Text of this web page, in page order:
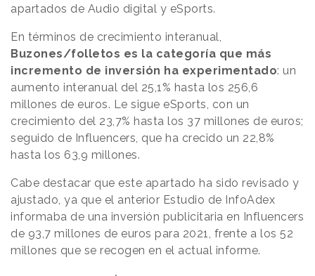
apartados de Audio digital y eSports.
En términos de crecimiento interanual,
Buzones/folletos es la categoría que más
incremento de inversión ha experimentado: un
aumento interanual del 25,1% hasta los 256,6
millones de euros. Le sigue eSports, con un
crecimiento del 23,7% hasta los 37 millones de euros;
seguido de Influencers, que ha crecido un 22,8%
hasta los 63,9 millones.
Cabe destacar que este apartado ha sido revisado y
ajustado, ya que el anterior Estudio de InfoAdex
informaba de una inversión publicitaria en Influencers
de 93,7 millones de euros para 2021, frente a los 52
millones que se recogen en el actual informe.